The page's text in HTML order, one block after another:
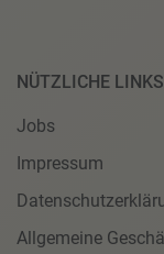
NÜTZLICHE LINKS
Jobs
Impressum
Allgemeine